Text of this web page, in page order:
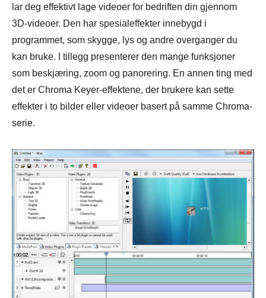
lar deg effektivt lage videoer for bedriften din gjennom
3D-videoer. Den har spesialeffekter innebygd i
programmet, som skygge, lys og andre overganger du
kan bruke. I tillegg presenterer den mange funksjoner
som beskjæring, zoom og panorering. En annen ting med
det er Chroma Keyer-effektene, der brukere kan sette
effekter i to bilder eller videoer basert på samme Chroma-
serie.